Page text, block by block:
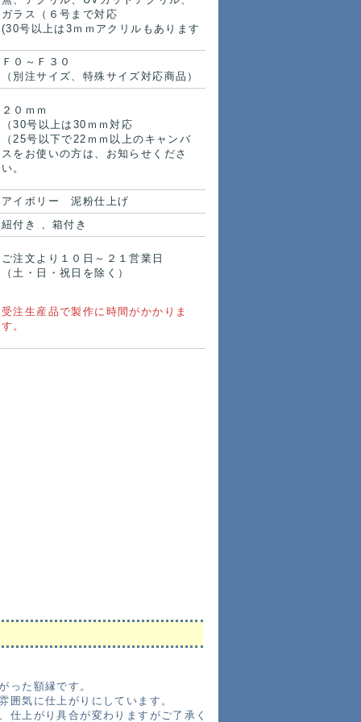
ガラス（６号まで対応
(30号以上は3ｍｍアクリルもあります
Ｆ０～Ｆ３０
（別注サイズ、特殊サイズ対応商品）
２０ｍｍ
（30号以上は30ｍｍ対応
（25号以下で22ｍｍ以上のキャンバ
スをお使いの方は、お知らせくださ
い。
アイボリー 泥粉仕上げ
紐付き 、箱付き
ご注文より１０日～２１営業日
（土・日・祝日を除く）
受注生産品で製作に時間がかかりま
す。
った額縁です。
囲気に仕上がりにしています。
上がり具合が変わりますがご了承く